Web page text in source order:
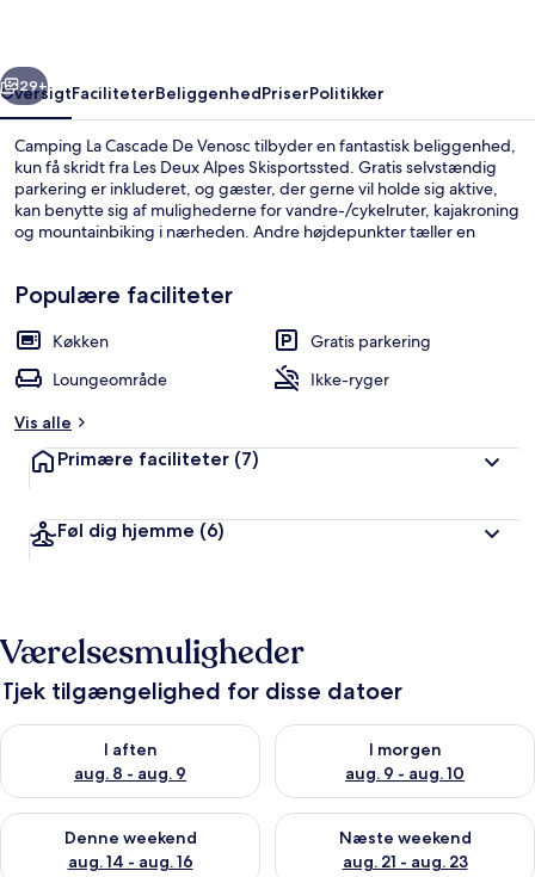
Reception
Næste
29+
OversigtFaciliteterBeliggenhedPriserPolitikker
Camping La Cascade De Venosc tilbyder en fantastisk beliggenhed,
kun få skridt fra Les Deux Alpes Skisportssted. Gratis selvstændig
parkering er inkluderet, og gæster, der gerne vil holde sig aktive,
kan benytte sig af mulighederne for vandre-/cykelruter, kajakroning
og mountainbiking i nærheden. Andre højdepunkter tæller en
Populære faciliteter
Køkken
Gratis parkering
Loungeområde
Ikke-ryger
Vis alle
Primære faciliteter (7)
Føl dig hjemme (6)
Værelsesmuligheder
Tjek tilgængelighed for disse datoer
I aften
aug. 8 - aug. 9
Tjek tilgængelighed for i aften aug. 8 - aug. 9
I morgen
aug. 9 - aug. 10
Tjek tilgængelighed for i
Denne weekend
aug. 14 - aug. 16
Tjek tilgængelighed for denne weekend aug. 14 - aug. 16
Næste weekend
aug. 21 - aug. 23
Tjek tilgængelighed for næste